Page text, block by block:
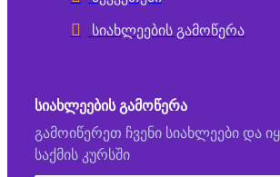
სიახლეების გამოწერა
ᲡᲘᲐᲮᲚᲔᲔᲑᲘᲡ ᲒᲐᲛᲝᲬᲔᲠᲐ
გამოიწერეთ ჩვენი სიახლეები და
საქმის კურსში